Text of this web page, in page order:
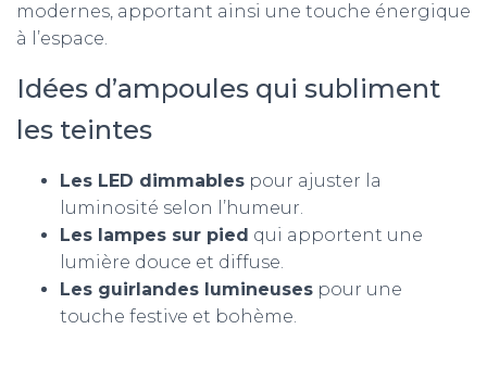
modernes, apportant ainsi une touche énergique
à l’espace.
Idées d’ampoules qui subliment
les teintes
Les LED dimmables pour ajuster la
luminosité selon l’humeur.
Les lampes sur pied qui apportent une
lumière douce et diffuse.
Les guirlandes lumineuses pour une
touche festive et bohème.